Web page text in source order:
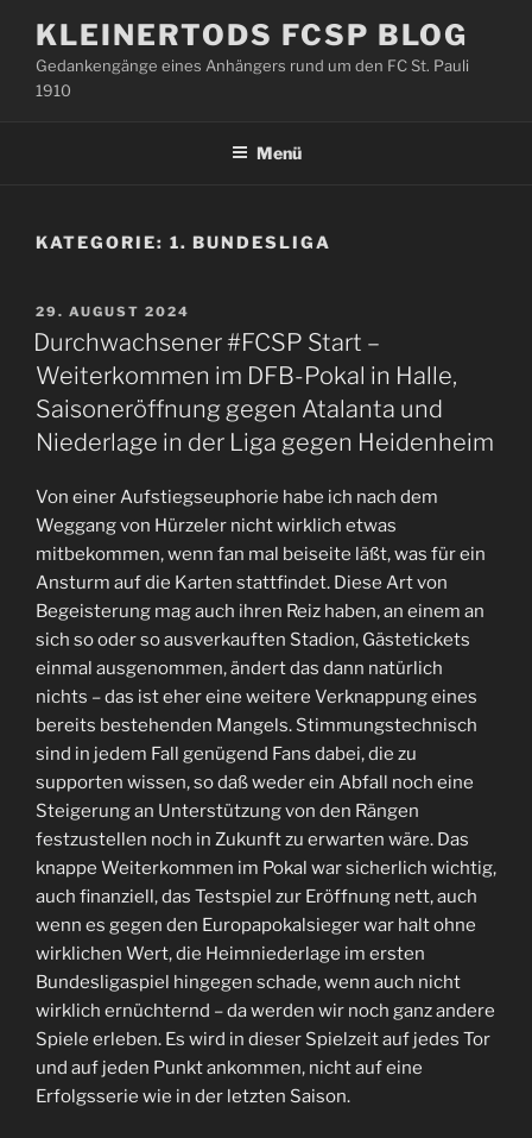
Inhalt
springen
KLEINERTODS FCSP BLOG
Gedankengänge eines Anhängers rund um den FC St. Pauli
1910
Menü
KATEGORIE: 1. BUNDESLIGA
VERÖFFENTLICHT
AM
29. AUGUST 2024
Durchwachsener #FCSP Start –
Weiterkommen im DFB-Pokal in Halle,
Saisoneröffnung gegen Atalanta und
Niederlage in der Liga gegen Heidenheim
Von einer Aufstiegseuphorie habe ich nach dem
Weggang von Hürzeler nicht wirklich etwas
mitbekommen, wenn fan mal beiseite läßt, was für ein
Ansturm auf die Karten stattfindet. Diese Art von
Begeisterung mag auch ihren Reiz haben, an einem an
sich so oder so ausverkauften Stadion, Gästetickets
einmal ausgenommen, ändert das dann natürlich
nichts – das ist eher eine weitere Verknappung eines
bereits bestehenden Mangels. Stimmungstechnisch
sind in jedem Fall genügend Fans dabei, die zu
supporten wissen, so daß weder ein Abfall noch eine
Steigerung an Unterstützung von den Rängen
festzustellen noch in Zukunft zu erwarten wäre. Das
knappe Weiterkommen im Pokal war sicherlich wichtig,
auch finanziell, das Testspiel zur Eröffnung nett, auch
wenn es gegen den Europapokalsieger war halt ohne
wirklichen Wert, die Heimniederlage im ersten
Bundesligaspiel hingegen schade, wenn auch nicht
wirklich ernüchternd – da werden wir noch ganz andere
Spiele erleben. Es wird in dieser Spielzeit auf jedes Tor
und auf jeden Punkt ankommen, nicht auf eine
Erfolgsserie wie in der letzten Saison.